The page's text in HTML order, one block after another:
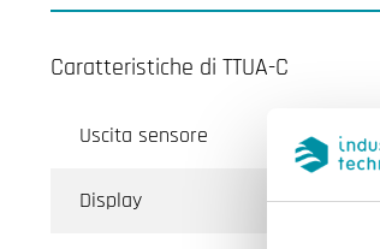
Caratteristiche di TTUA-C
Uscita sensore
Display